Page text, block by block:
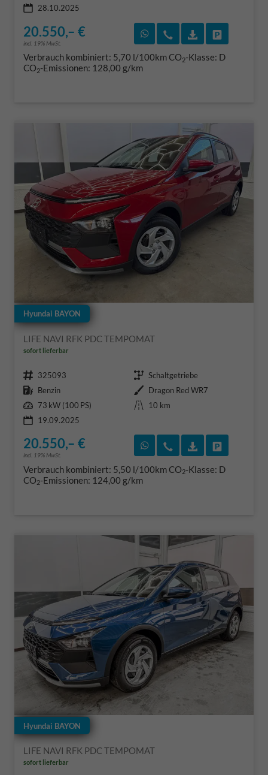
28.10.2025
20.550,– €
incl. 19% MwSt.
Rückruf vereinbaren
Wir rufen Sie an
Verbrauch kombiniert: 5,70 l/100kmCO2-Klasse: D
CO2-Emissionen: 128,00 g/km
Hyundai BAYON
LIFE NAVI RFK PDC TEMPOMAT
sofort lieferbar
Fahrzeugnr. 325093 Getriebe Schaltgetriebe
Kraftstoff Benzin Außenfarbe Dragon Red WR7
Leistung 73 kW (100 PS) Kilometerstand
10 km
19.09.2025
20.550,– €
incl. 19% MwSt.
Rückruf vereinbaren
Wir rufen Sie an
Verbrauch kombiniert: 5,50 l/100kmCO2-Klasse: D
CO2-Emissionen: 124,00 g/km
Hyundai BAYON
LIFE NAVI RFK PDC TEMPOMAT
sofort lieferbar